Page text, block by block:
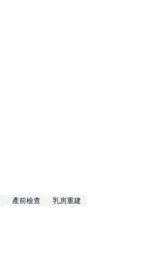
產前檢查 乳房重建